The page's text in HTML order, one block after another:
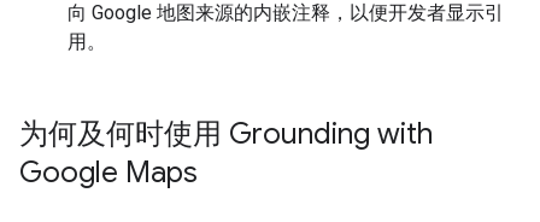
向 Google 地图来源的内嵌注释，以便开发者显示引
用。
为何及何时使用 Grounding with
Google Maps